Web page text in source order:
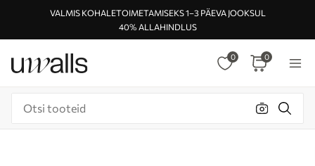
VALMIS KOHALETOIMETAMISEKS 1–3 PÄEVA JOOKSUL
40% ALLAHINDLUS
0 0